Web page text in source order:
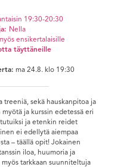
19:30-20:30
Nella
ensikertalaisille
täyttäneille
ma 24.8. klo 19:30
treeniä, sekä hauskanpitoa ja
ja kurssin edetessä eri
ja etenkin reidet
ei edellytä aiempaa
– täällä opit! Jokainen
iloa, huumoria ja
tarkkaan suunniteltuja